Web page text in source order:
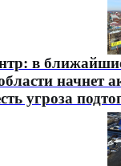
в
начнет
угроза